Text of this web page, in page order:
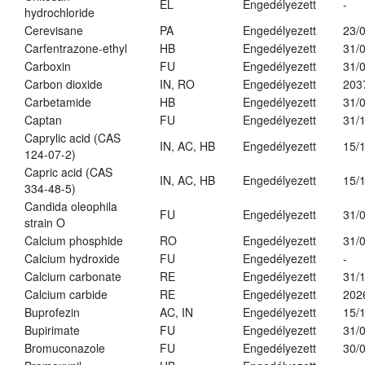
hydrochloride
EL Engedélyezett
-
Cerevisane
PA Engedélyezett
23/
Carfentrazone-ethyl
HB Engedélyezett
31/
Carboxin
FU Engedélyezett
31/
Carbon dioxide
IN, RO Engedélyezett
Carbetamide
HB Engedélyezett
31/
Captan
FU Engedélyezett
31/
Caprylic acid (CAS
124-07-2)
IN, AC, HB Engedélyezett
15/
Capric acid (CAS
334-48-5)
IN, AC, HB Engedélyezett
15/
Candida oleophila
strain O
FU Engedélyezett
31/
Calcium phosphide
RO Engedélyezett
31/
Calcium hydroxide
FU Engedélyezett
-
Calcium carbonate
RE Engedélyezett
31/
Calcium carbide
RE Engedélyezett
Buprofezin
AC, IN Engedélyezett
15/
Bupirimate
FU Engedélyezett
31/
Bromuconazole
FU Engedélyezett
30/